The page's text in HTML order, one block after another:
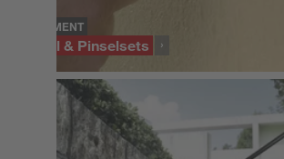
SORTIMENT
Pinsel & Pinselsets